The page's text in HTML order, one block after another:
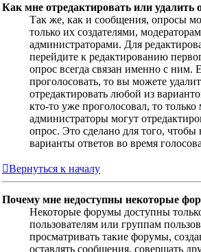
Как мне отредактировать или удалить
Так же, как и сообщения, опросы
только их создателями,
администраторами. Для
перейдите к редактированию
опрос всегда связан именно с ним.
проголосовать, то вы можете
отредактировать любой из
кто-то уже проголосовал, то
администраторы могут
опрос. Это сделано для того, чтобы
варианты ответов во время
Вернуться к началу
Почему мне недоступны некоторые
Некоторые форумы доступны
пользователям или группам
просматривать такие форумы,
оставлять сообщения, совершать